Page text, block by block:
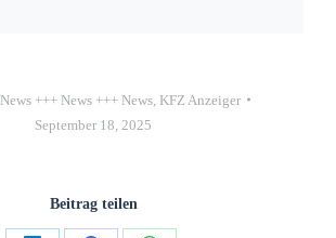
News +++ News +++ News KFZ Anzeiger
September 18, 2025
Beitrag teilen